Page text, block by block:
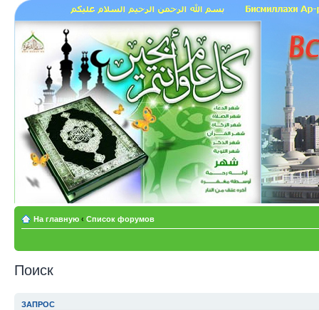
На главную ‹ Список форумов
Поиск
ЗАПРОС